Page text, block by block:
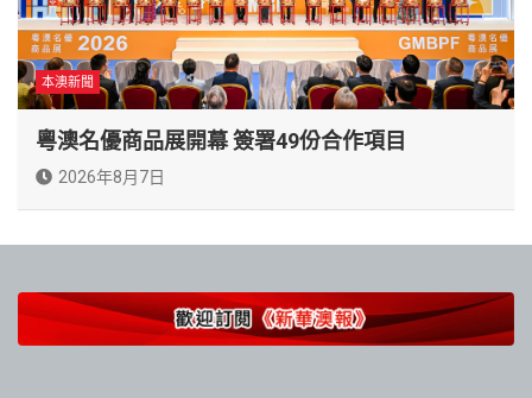
本澳新聞
粵澳名優商品展開幕 簽署49份合作項目
2026年8月7日